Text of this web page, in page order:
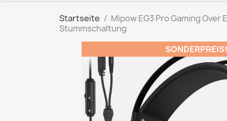
Startseite
Mipow EG3 Pro Gaming
Stummschaltung
SONDERPREIS!